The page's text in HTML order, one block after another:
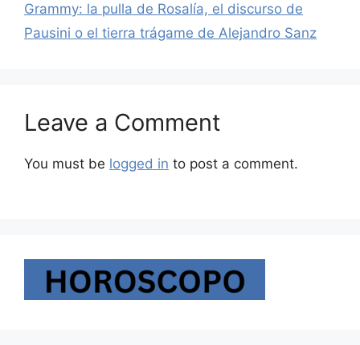
Grammy: la pulla de Rosalía, el discurso de
Pausini o el tierra trágame de Alejandro Sanz
Leave a Comment
You must be logged in to post a comment.